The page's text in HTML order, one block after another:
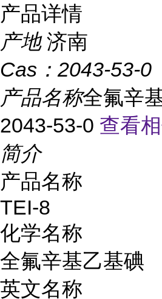
产品详情
产地 济南
Cas： 2043-53-0
产品名称全氟辛
2043-53-0 查看
简介
产品名称
TEI-8
化学名称
全氟辛基乙基碘
英文名称